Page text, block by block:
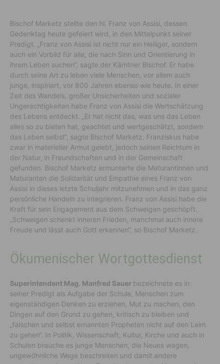
Bischof Marketz stellte den hl. Franz von Assisi, dessen
Gedenktag heute gefeiert wird, in den Mittelpunkt seiner
Predigt. „Franz von Assisi ist nicht nur ein Heiliger, sondern
auch ein Vorbild für alle, die nach Sinn und Orientierung in
ihrem Leben suchen“, sagte der Kärntner Bischof. Er habe
durch seine Art zu leben viele Menschen, vor allem auch
junge, inspiriert, vor 800 Jahren ebenso wie heute. In einer
Zeit des Wandels, großer Unsicherheiten und sozialer
Ungerechtigkeiten habe Franz von Assisi die Wertschätzung
des Lebens entdeckt. „Er hat nicht das, was uns das Leben
alles so zu bieten hat, geachtet und wertgeschätzt, sondern
das Leben selbst“, sagte Bischof Marketz. Franziskus habe
zwar in materieller Armut gelebt, jedoch seinen Reichtum in
der Natur, in Freundschaften und in der Gemeinschaft
gefunden. Bischof Marketz ermunterte die Maturantinnen und
Maturanten die Solidarität und Empathie eines Franz von
Assisi in dieses letzte Schuljahr mitzunehmen und in das ganz
persönliche Handeln zu integrieren. Franz von Assisi habe die
Kraft für sein Engagement aus dem Schweigen geschöpft.
„Schweigen schenkt inneren Frieden, manchmal auch innere
Freude und lässt auch Gott erkennen“, so Bischof Marketz.
Ökumenischer Wortgottesdienst
Superintendent Mag. Manfred Sauer bezeichnete es in
seiner Predigt als Aufgabe der Schule, Menschen zum
eigenständigen Denken zu erziehen, Mut zu machen, den
Dingen auf den Grund zu gehen, kritisch zu bleiben und
„falschen und selbst ernannten Propheten nicht auf den Leim
zu gehen“. In Politik, Wissenschaft, Kultur, Kirche und auch in
Schulen brauche es junge Menschen, die Neues wagen,
ungewöhnliche Wege beschreiten und damit andere